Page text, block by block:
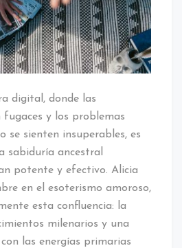
digital, donde las
fugaces y los problemas
se sienten insuperables, es
sabiduría ancestral
potente y efectivo. Alicia
en el esoterismo amoroso,
esta confluencia: la
milenarios y una
las energías primarias